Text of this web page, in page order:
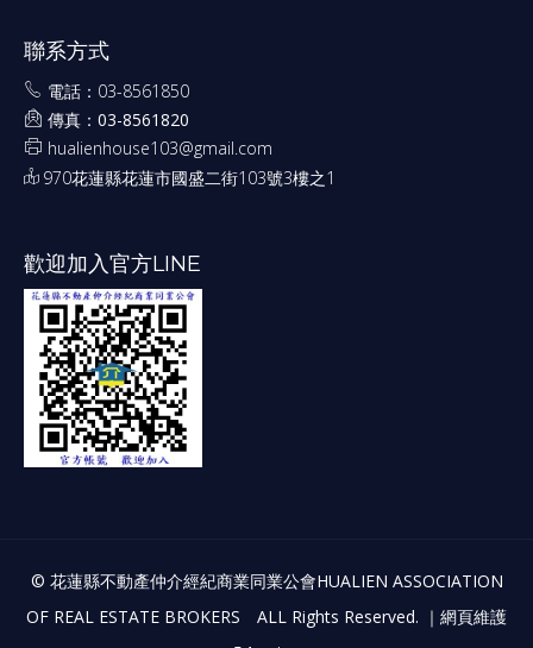
聯系方式
電話：03-8561850
傳真：03-8561820
hualienhouse103@gmail.com
970花蓮縣花蓮市國盛二街103號3樓之1
歡迎加入官方LINE
© 花蓮縣不動產仲介經紀商業同業公會HUALIEN ASSOCIATION
OF REAL ESTATE BROKERS ALL Rights Reserved. ｜網頁維護